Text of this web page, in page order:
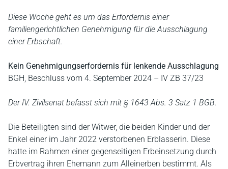
Diese Woche geht es um das Erfordernis einer
familiengerichtlichen Genehmigung für die Ausschlagung
einer Erbschaft.
Kein Genehmigungserfordernis für lenkende Ausschlagung
BGH, Beschluss vom 4. September 2024 – IV ZB 37/23
Der IV. Zivilsenat befasst sich mit § 1643 Abs. 3 Satz 1 BGB.
Die Beteiligten sind der Witwer, die beiden Kinder und der
Enkel einer im Jahr 2022 verstorbenen Erblasserin. Diese
hatte im Rahmen einer gegenseitigen Erbeinsetzung durch
Erbvertrag ihren Ehemann zum Alleinerben bestimmt. Als